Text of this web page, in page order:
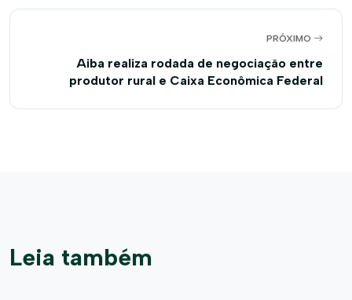
PRÓXIMO
Aiba realiza rodada de negociação entre
produtor rural e Caixa Econômica Federal
Leia também